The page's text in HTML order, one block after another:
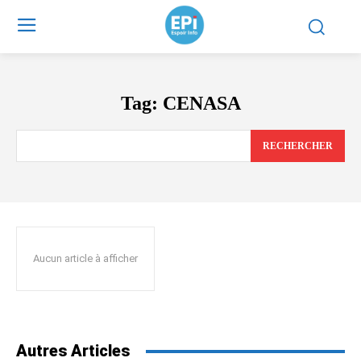
Tag: CENASA
RECHERCHER
Aucun article à afficher
Autres Articles